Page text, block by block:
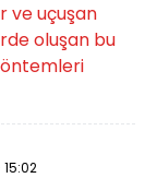
ve uçuşan
oluşan bu
15:02